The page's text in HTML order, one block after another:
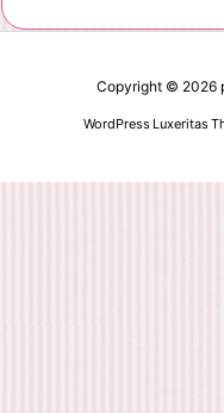
Copyright © 2026
WordPress Luxeritas